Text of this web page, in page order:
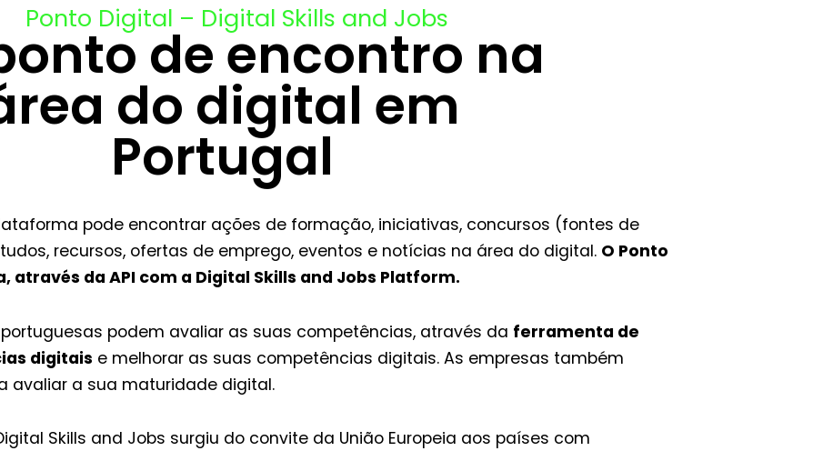
Ponto Digital – Digital Skills and Jobs
de encontro na
do digital em
Portugal
pode encontrar ações de formação, iniciativas, concursos (fontes de
recursos, ofertas de emprego, eventos e notícias na área do digital. O Ponto
através da API com a Digital Skills and Jobs Platform.
podem avaliar as suas competências, através da ferramenta de
digitais e melhorar as suas competências digitais. As empresas também
avaliar a sua maturidade digital.
Skills and Jobs surgiu do convite da União Europeia aos países com